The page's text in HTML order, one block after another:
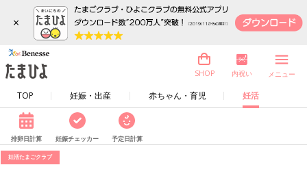
×
TOP 妊娠・出産 赤ちゃん・育児 妊活
SHOP 内祝い メニュー
排卵日計算 妊娠チェッカー 予定日計算
妊活たまごクラブ